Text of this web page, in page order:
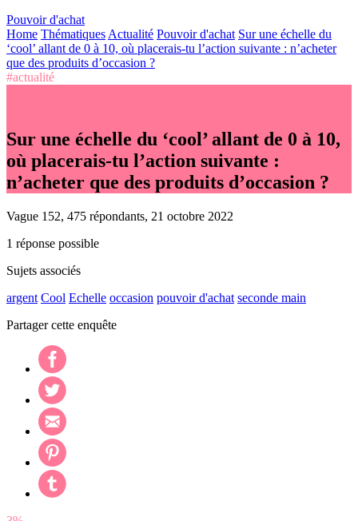
Pouvoir d'achat
Home Thématiques Actualité Pouvoir d'achat Sur une échelle du
‘cool’ allant de 0 à 10, où placerais-tu l’action suivante : n’acheter
que des produits d’occasion ?
#actualité
Sur une échelle du ‘cool’ allant de 0 à 10,
où placerais-tu l’action suivante :
n’acheter que des produits d’occasion ?
Vague 152, 475 répondants, 21 octobre 2022
1 réponse possible
Sujets associés
argent Cool Echelle occasion pouvoir d'achat seconde main
Partager cette enquête